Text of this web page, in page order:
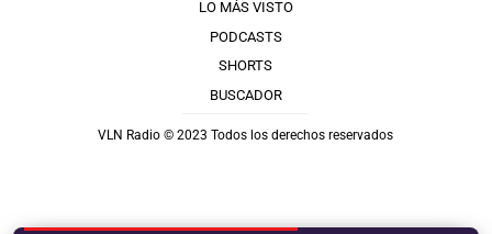
LO MÁS VISTO
PODCASTS
SHORTS
BUSCADOR
VLN Radio © 2023 Todos los derechos reservados